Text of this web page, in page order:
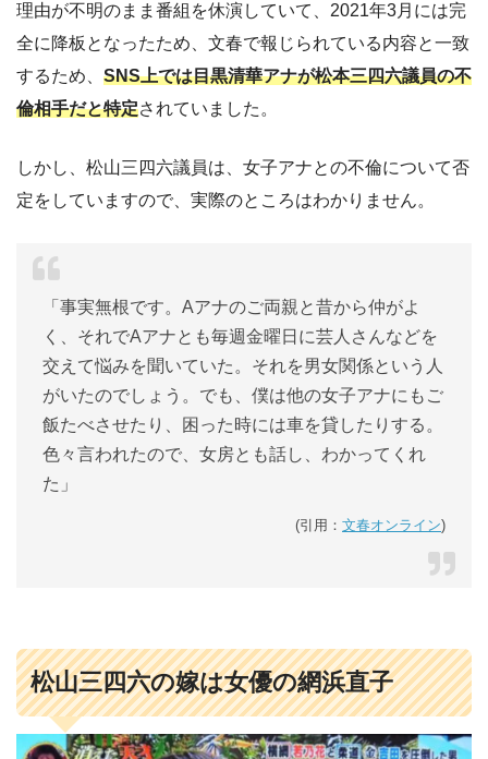
理由が不明のまま番組を休演していて、2021年3月には完
全に降板となったため、文春で報じられている内容と一致
するため、 SNS上では目黒清華アナが松本三四六議員の不
倫相手だと特定されていました。
しかし、松山三四六議員は、女子アナとの不倫について否
定をしていますので、実際のところはわかりません。
「事実無根です。Aアナのご両親と昔から仲がよ
く、それでAアナとも毎週金曜日に芸人さんなどを
交えて悩みを聞いていた。それを男女関係という人
がいたのでしょう。でも、僕は他の女子アナにもご
飯たべさせたり、困った時には車を貸したりする。
色々言われたので、女房とも話し、わかってくれ
た」
(引用： 文春オンライン)
松山三四六の嫁は女優の網浜直子